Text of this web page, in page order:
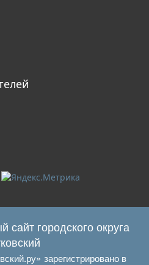
городского округа
зарегистрировано в